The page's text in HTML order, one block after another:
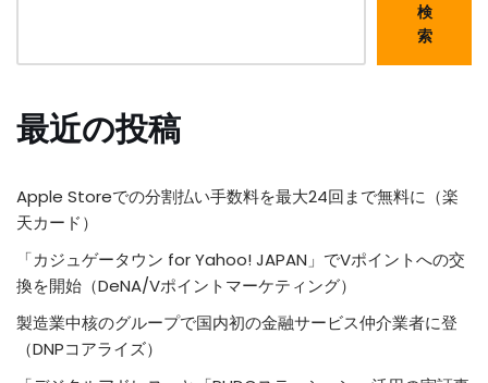
検
索
最近の投稿
Apple Storeでの分割払い手数料を最大24回まで無料に（楽
天カード）
「カジュゲータウン for Yahoo! JAPAN」でVポイントへの交
換を開始（DeNA/Vポイントマーケティング）
製造業中核のグループで国内初の金融サービス仲介業者に登
（DNPコアライズ）